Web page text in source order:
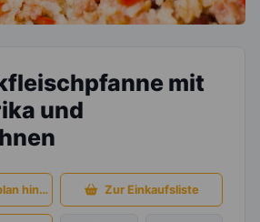
mit
und
hinzufügen Zur Einkaufsliste